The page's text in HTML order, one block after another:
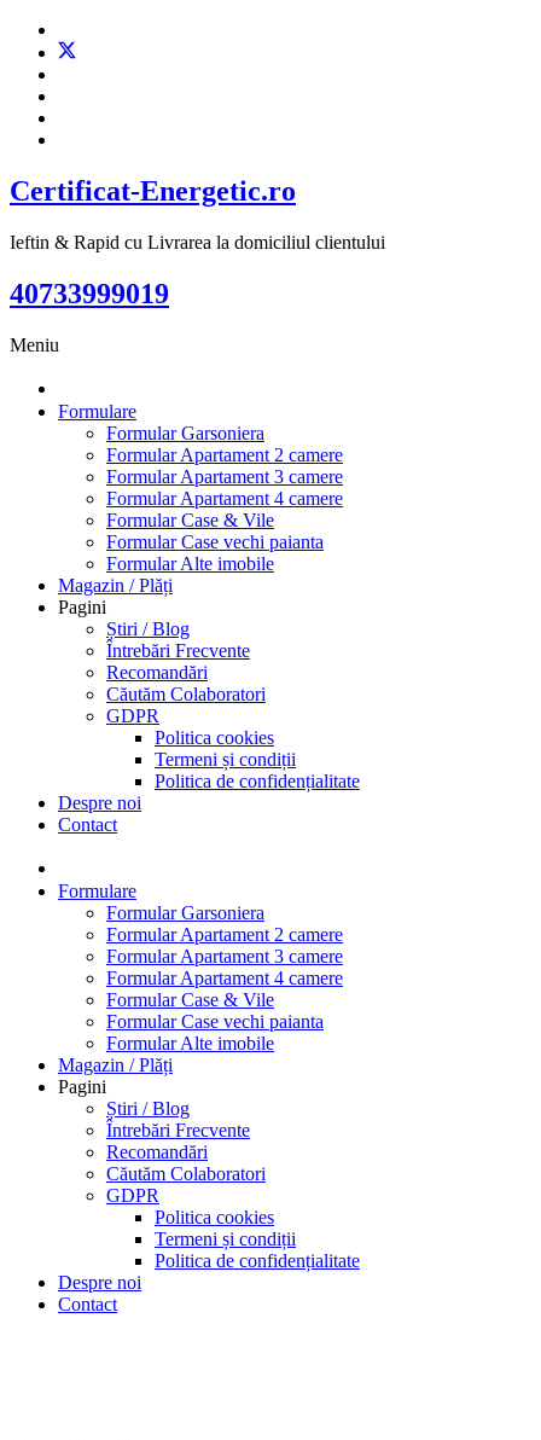
Certificat-Energetic.ro
Ieftin & Rapid cu Livrarea la domiciliul clientului
40733999019
Meniu
Formulare
Formular Garsoniera
Formular Apartament 2 camere
Formular Apartament 3 camere
Formular Apartament 4 camere
Formular Case & Vile
Formular Case vechi paianta
Formular Alte imobile
Magazin / Plăți
Pagini
Știri / Blog
Întrebări Frecvente
Recomandări
Căutăm Colaboratori
GDPR
Politica cookies
Termeni și condiții
Politica de confidențialitate
Despre noi
Contact
Formulare
Formular Garsoniera
Formular Apartament 2 camere
Formular Apartament 3 camere
Formular Apartament 4 camere
Formular Case & Vile
Formular Case vechi paianta
Formular Alte imobile
Magazin / Plăți
Pagini
Știri / Blog
Întrebări Frecvente
Recomandări
Căutăm Colaboratori
GDPR
Politica cookies
Termeni și condiții
Politica de confidențialitate
Despre noi
Contact